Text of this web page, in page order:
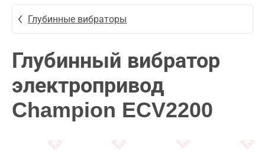
Глубинные вибраторы
Глубинный вибратор
электропривод
Champion ECV2200